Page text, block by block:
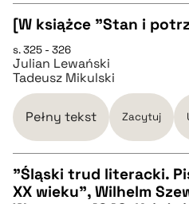
CZYSTY TEKST
pobierz cytat
BIBTEX
pobierz cytat
[W książce "Stan i
s. 325 - 326
Julian Lewański
Tadeusz Mikulski
Pełny tekst Zacytuj
"Śląski trud literacki.
XX wieku", Wilhelm